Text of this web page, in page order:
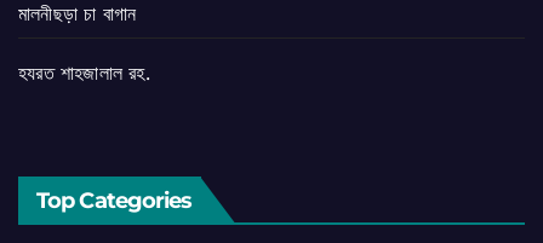
মালনীছড়া চা বাগান
হযরত শাহজালাল রহ.
Top Categories